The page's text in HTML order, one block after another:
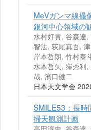
MeVガンマ線撮
銀河中心領域の
水村好貴, 谷森達
智法, 荻尾真吾,
岸本哲朗, 竹村泰
水本哲矢, 窪秀利
哉, 濱口健二
日本天文学会
SMILE53：長時
掃天観測計画